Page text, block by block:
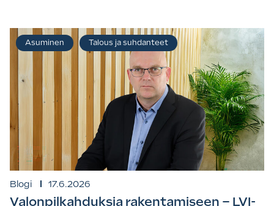
Blogi 17.6.2026
Valonpilkahduksia rakentamiseen – LVI-
Asuminen Talous ja suhdanteet